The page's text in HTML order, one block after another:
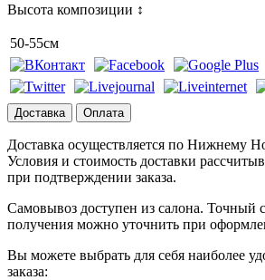
Высота композиции ↕
50-55см
Доставка Оплата
Доставка осуществляется по Нижнему
Условия и стоимость доставки
при подтверждении заказа.
Самовывоз доступен из салона. Точный
получения можно уточнить при
Вы можете выбрать для себя наиболее
заказа: